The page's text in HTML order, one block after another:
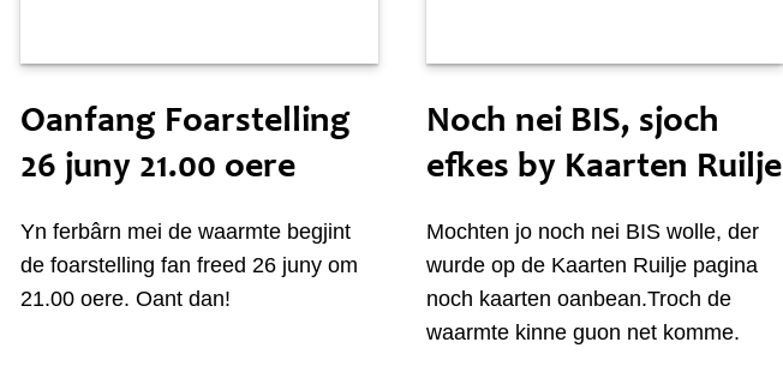
Oanfang Foarstelling
26 juny 21.00 oere
Yn ferbârn mei de waarmte begjint
de foarstelling fan freed 26 juny om
21.00 oere. Oant dan!
Noch nei BIS, sjoch
efkes by Kaarten Ruilje
Mochten jo noch nei BIS wolle, der
wurde op de Kaarten Ruilje pagina
noch kaarten oanbean.Troch de
waarmte kinne guon net komme.